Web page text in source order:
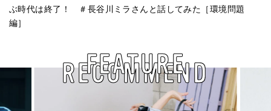
ぶ時代は終了！ ＃長谷川ミラさんと話してみた［環境問題
編］
RECOMMEND
FEATURE